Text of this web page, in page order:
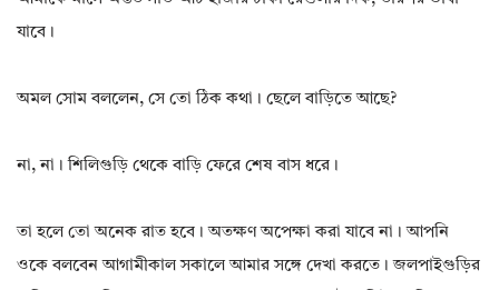
যাবে।
অমল সোম বললেন, সে তো ঠিক কথা। ছেলে বাড়িতে আছে?
না, না। শিলিগুড়ি থেকে বাড়ি ফেরে শেষ বাস ধরে।
তা হলে তো অনেক রাত হবে। অতক্ষণ অপেক্ষা করা যাবে না। আপনি
ওকে বলবেন আগামীকাল সকালে আমার সঙ্গে দেখা করতে। জলপাইগুড়ির